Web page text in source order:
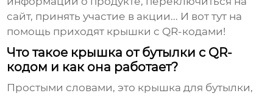
сайт, принять участие в акции... И вот тут на
помощь приходят крышки с QR-кодами!
Что такое крышка от бутылки с QR-
кодом и как она работает?
Простыми словами, это крышка для бутылки,